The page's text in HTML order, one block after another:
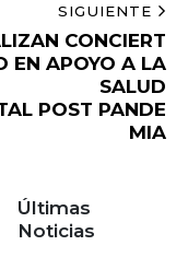
SIGUIENTE
CONCIERT
EN APOYO A LA
SALUD
POST PANDE
MIA
Últimas
Noticias